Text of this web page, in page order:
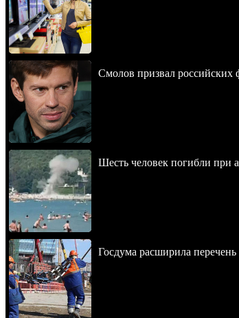
Смолов призвал российских
Шесть человек погибли при
Госдума расширила